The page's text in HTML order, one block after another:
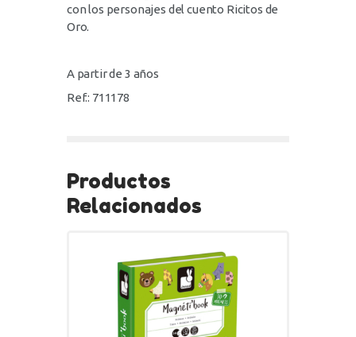
con los personajes del cuento Ricitos de
Oro.
A partir de 3 años
Ref.: 711178
Productos
Relacionados